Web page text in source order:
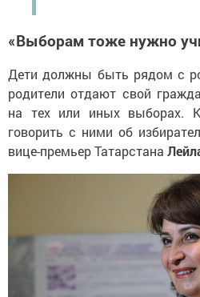
«Выборам тоже нужно
Дети должны быть рядом с
родители отдают свой
на тех или иных выборах.
говорить с ними об
вице-премьер Татарстана